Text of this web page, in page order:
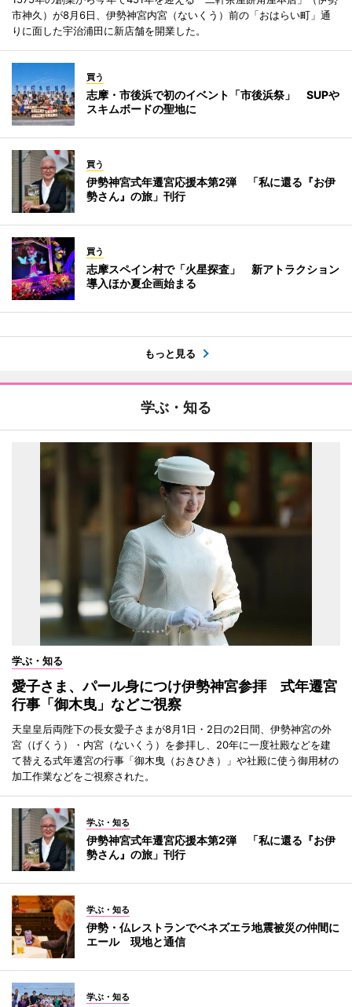
市神久）が8月6日、伊勢神宮内宮（ないくう）前の「おはらい町」通
りに面した宇治浦田に新店舗を開業した。
買う
志摩・市後浜で初のイベント「市後浜祭」 SUPや
スキムボードの聖地に
買う
伊勢神宮式年遷宮応援本第2弾 「私に還る『お伊
勢さん』の旅」刊行
買う
志摩スペイン村で「火星探査」 新アトラクション
導入ほか夏企画始まる
もっと見る
学ぶ・知る
学ぶ・知る
愛子さま、パール身につけ伊勢神宮参拝 式年遷宮
行事「御木曳」などご視察
天皇皇后両陛下の長女愛子さまが8月1日・2日の2日間、伊勢神宮の外
宮（げくう）・内宮（ないくう）を参拝し、20年に一度社殿などを建
て替える式年遷宮の行事「御木曳（おきひき）」や社殿に使う御用材の
加工作業などをご視察された。
学ぶ・知る
伊勢神宮式年遷宮応援本第2弾 「私に還る『お伊
勢さん』の旅」刊行
学ぶ・知る
伊勢・仏レストランでベネズエラ地震被災の仲間に
エール 現地と通信
学ぶ・知る